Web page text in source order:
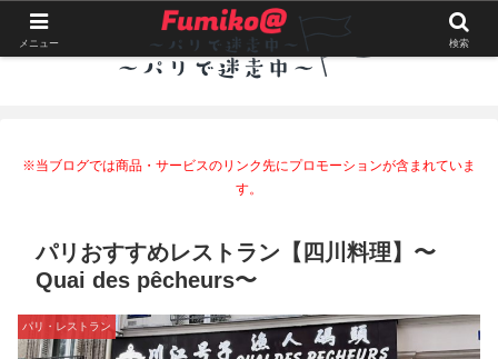
※当ブログでは商品・サービスのリンク先にプロモーションが含まれていま
す。
パリおすすめレストラン【四川料理】〜
Quai des pêcheurs〜
パリ・レストラン
メニュー 検索